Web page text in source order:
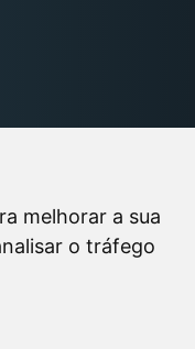
melhorar a sua
o tráfego